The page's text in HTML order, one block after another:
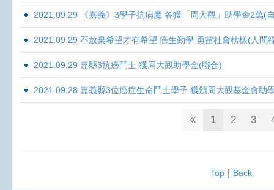
2021.09.29 《嘉義》3學子抗病魔 各獲「周大觀」助學金2萬(
2021.09.29 不放棄希望才有希望 癌生勤學 勇當社會榜樣(人間
2021.09.29 嘉縣3抗癌鬥士 獲周大觀助學金(聯合)
2021.09.28 嘉義縣3位癌症生命鬥士學子 獲頒周大觀基金會助
1 2 3
Top| Back